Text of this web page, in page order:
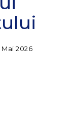
Mai 2026